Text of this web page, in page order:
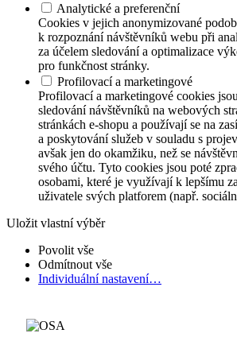
Analytické a preferenční
Cookies v jejich anonymizované
k rozpoznání návštěvníků webu při
za účelem sledování a optimalizace
pro funkčnost stránky.
Profilovací a marketingové
Profilovací a marketingové cookies
sledování návštěvníků na webových
stránkách e-shopu a používají se na
a poskytování služeb v souladu s
avšak jen do okamžiku, než se
svého účtu. Tyto cookies jsou poté
osobami, které je využívají k lepšímu
uživatele svých platforem (např.
Uložit vlastní výběr
Povolit vše
Odmítnout vše
Individuální nastavení…